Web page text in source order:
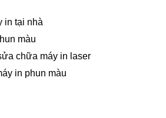
in tại nhà
màu
chữa máy in laser
in phun màu